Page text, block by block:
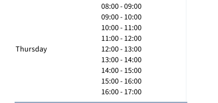
Thursday
08:00 - 09:00
09:00 - 10:00
10:00 - 11:00
11:00 - 12:00
12:00 - 13:00
13:00 - 14:00
14:00 - 15:00
15:00 - 16:00
16:00 - 17:00